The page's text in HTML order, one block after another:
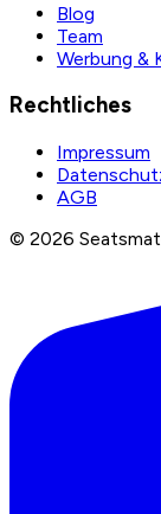
Blog
Team
Werbung &
Rechtliches
Impressum
AGB
© 2026